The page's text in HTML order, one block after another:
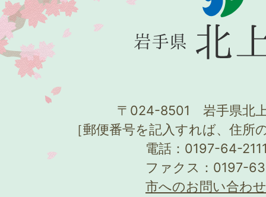
〒024-8501 岩手県北
［郵便番号を記入すれば、住所
電話：0197-64-
ファクス：0197-
市へのお問い合わ